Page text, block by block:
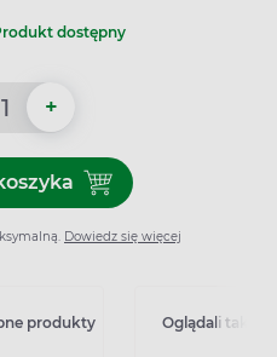
dostępny
+
Dodaj do koszyka Natur
Dowiedz się więcej
produkty Oglądali także